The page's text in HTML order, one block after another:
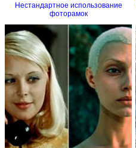
Нестандартное использование
фоторамок